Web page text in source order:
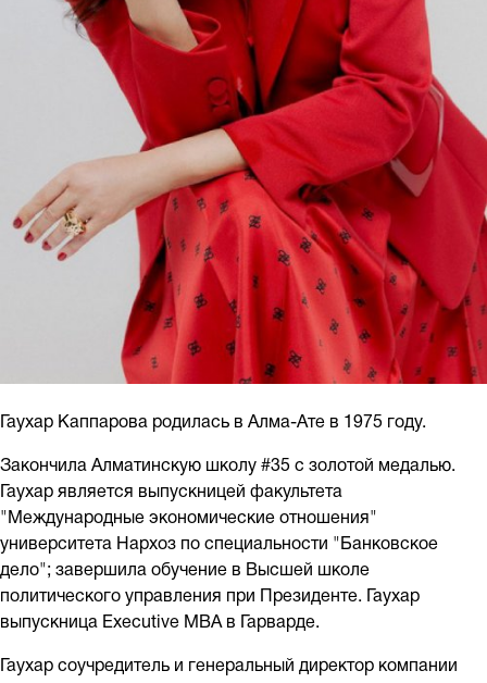
Гаухар Каппарова родилась в Алма-Ате в 1975 году.
Закончила Алматинскую школу #35 с золотой медалью.
Гаухар является выпускницей факультета
"Международные экономические отношения"
университета Нархоз по специальности "Банковское
дело"; завершила обучение в Высшей школе
политического управления при Президенте. Гаухар
выпускница Executive MBA в Гарварде.
Гаухар соучредитель и генеральный директор компании